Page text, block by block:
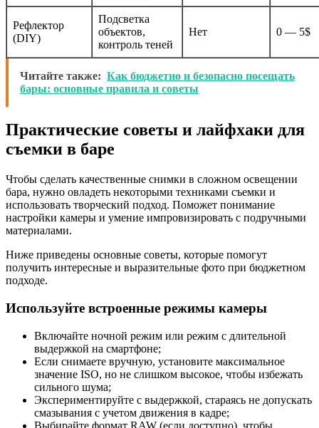
Рефлектор
(DIY)
Подсветка
объектов,
контроль теней
Нет 0 — 5$
Читайте также: Как бюджетно и безопасно посещать
бары: основные правила и советы
Практические советы и лайфхаки для
съемки в баре
Чтобы сделать качественные снимки в сложном освещении
бара, нужно овладеть некоторыми техниками съемки и
использовать творческий подход. Поможет понимание
настройки камеры и умение импровизировать с подручными
материалами.
Ниже приведены основные советы, которые помогут
получить интересные и выразительные фото при бюджетном
подходе.
Используйте встроенные режимы камеры
Включайте ночной режим или режим с длительной
выдержкой на смартфоне;
Если снимаете вручную, установите максимальное
значение ISO, но не слишком высокое, чтобы избежать
сильного шума;
Экспериментируйте с выдержкой, стараясь не допускать
смазывания с учетом движения в кадре;
Выбирайте формат RAW (если доступно), чтобы